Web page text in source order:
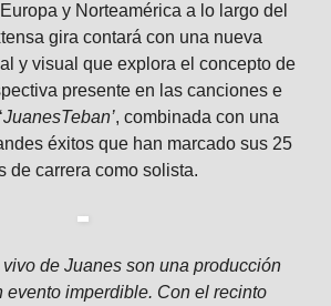
y Norteamérica a lo largo del
gira contará con una nueva
y visual que explora el concepto de
presente en las canciones e
JuanesTeban’, combinada con una
éxitos que han marcado sus 25
de carrera como solista.
vivo de Juanes son una producción
imperdible. Con el recinto